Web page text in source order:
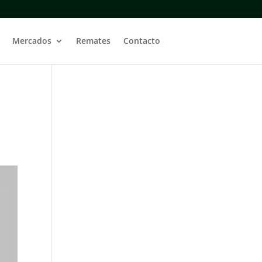
Mercados Remates Contacto